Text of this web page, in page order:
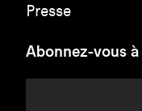
Presse
Abonnez-vous